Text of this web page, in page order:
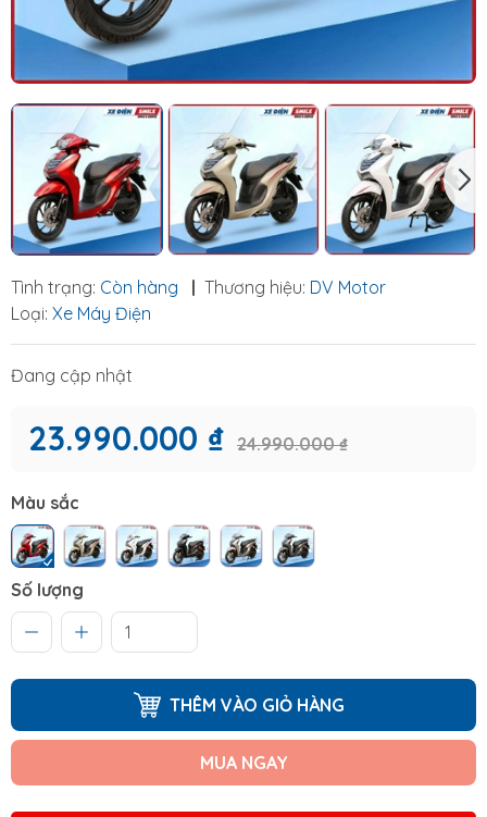
Tình trạng: Còn hàng | Thương hiệu: DV Motor
Loại: Xe Máy Điện
Đang cập nhật
23.990.000 ₫ 24.990.000 ₫
Màu sắc
Số lượng
THÊM VÀO GIỎ HÀNG
MUA NGAY